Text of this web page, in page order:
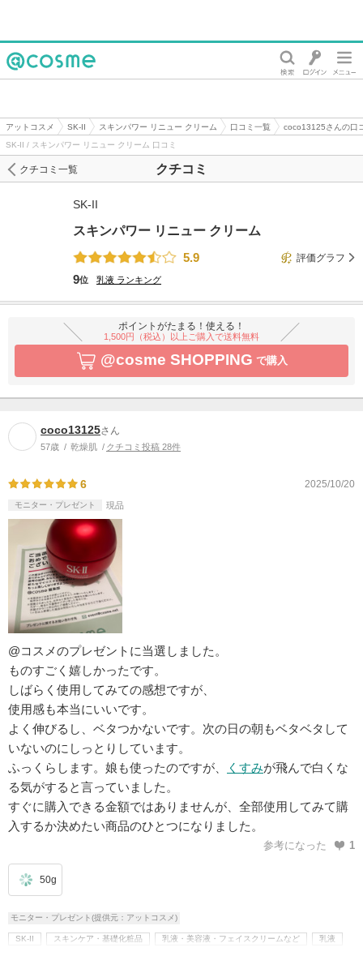
アットコスメ SK-II スキンパワー リニュー クリーム 口コミ一覧
coco13125さんの口
SK-II / スキンパワー リニュー クリーム 口コミ
クチコミ
クチコミ一覧
SK-II
スキンパワー リニュー クリーム
5.9
評価グラフ
9位 乳液 ランキング
ポイントがたまる！使える！
1,500円（税込）以上ご購入で送料無料
@cosme SHOPPING で購入
coco13125さん
57歳 乾燥肌 クチコミ投稿 28件
6 2025/10/20
モニター・プレゼント 現品
@コスメのプレゼントに当選しました。
ものすごく嬉しかったです。
しばらく使用してみての感想ですが、
使用感も本当にいいです。
よく伸びるし、ベタつかないです。次の日の朝もベタベタして
いないのにしっとりしています。
ふっくらします。娘も使ったのですが、
くすみが飛んで白くな
る気がすると言っていました。
すぐに購入できる金額ではありませんが、全部使用してみて購
入するか決めたい商品のひとつになりました。
参考になった 1
50g
モニター・プレゼント(提供元：アットコスメ)
SK-II スキンケア・基礎化粧品 乳液・美容液・フェイスクリームなど 乳液